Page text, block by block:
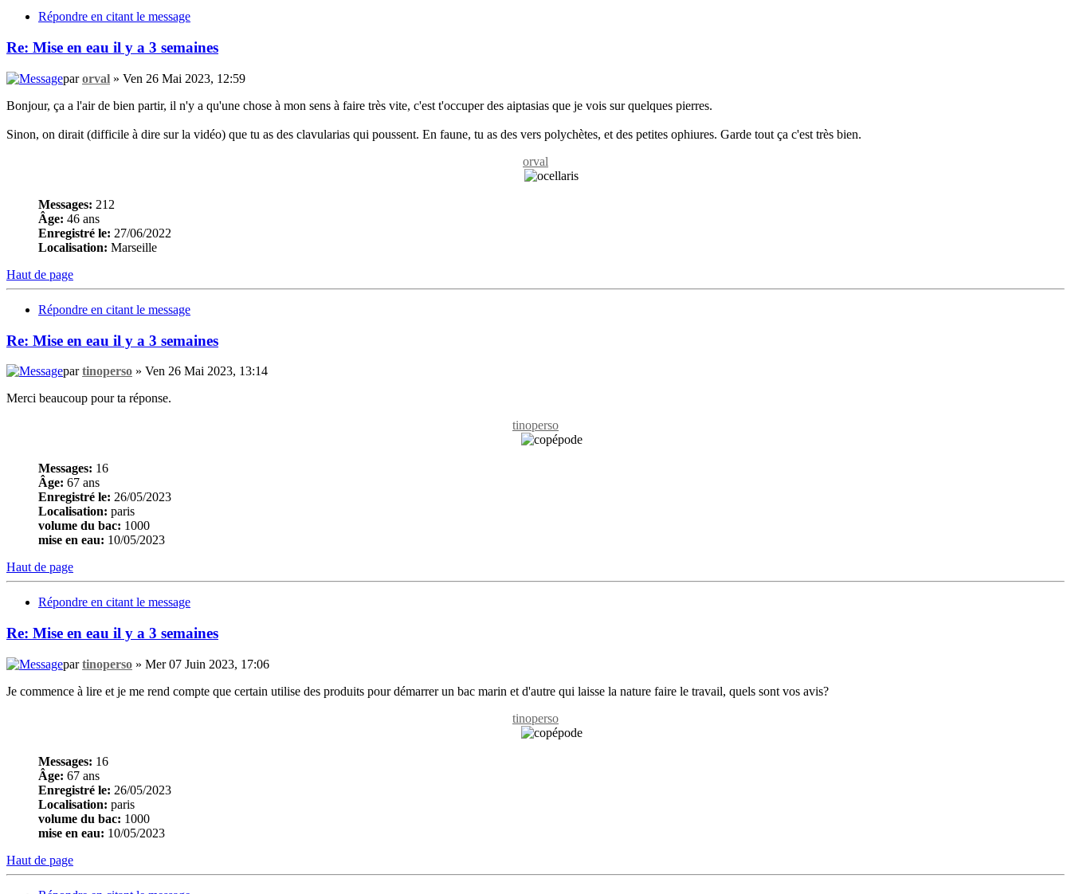
Répondre en citant le message
Re: Mise en eau il y a 3 semaines
parorval » Ven 26 Mai 2023, 12:59
Bonjour, ça a l'air de bien partir, il n'y a qu'une chose à mon sens à faire très vite, c'est t'occuper des aiptasias que je vois sur quelques pierres.
Sinon, on dirait (difficile à dire sur la vidéo) que tu as des clavularias qui poussent. En faune, tu as des vers polychètes, et des petites ophiures. Garde tout ça c'est très bien.
orval
Messages: 212
Âge: 46 ans
Enregistré le: 27/06/2022
Localisation: Marseille
Haut de page
Répondre en citant le message
Re: Mise en eau il y a 3 semaines
partinoperso » Ven 26 Mai 2023, 13:14
Merci beaucoup pour ta réponse.
tinoperso
Messages: 16
Âge: 67 ans
Enregistré le: 26/05/2023
Localisation: paris
volume du bac: 1000
mise en eau: 10/05/2023
Haut de page
Répondre en citant le message
Re: Mise en eau il y a 3 semaines
partinoperso » Mer 07 Juin 2023, 17:06
Je commence à lire et je me rend compte que certain utilise des produits pour démarrer un bac marin et d'autre qui laisse la nature faire le travail, quels sont vos avis?
tinoperso
Messages: 16
Âge: 67 ans
Enregistré le: 26/05/2023
Localisation: paris
volume du bac: 1000
mise en eau: 10/05/2023
Haut de page